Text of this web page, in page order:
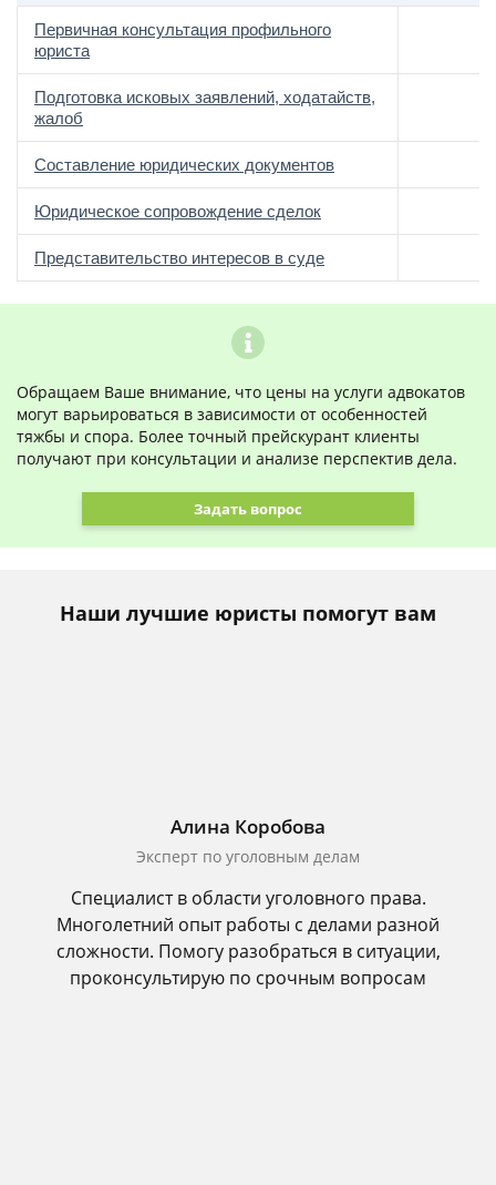
Первичная консультация профильного
юриста
Подготовка исковых заявлений, ходатайств,
жалоб
Составление юридических документов
Юридическое сопровождение сделок
Представительство интересов в суде
Обращаем Ваше внимание, что цены на услуги адвокатов
могут варьироваться в зависимости от особенностей
тяжбы и спора. Более точный прейскурант клиенты
получают при консультации и анализе перспектив дела.
Задать вопрос
Наши лучшие юристы помогут вам
Алина Коробова
Эксперт по уголовным делам
Специалист в области уголовного права.
Многолетний опыт работы с делами разной
сложности. Помогу разобраться в ситуации,
проконсультирую по срочным вопросам